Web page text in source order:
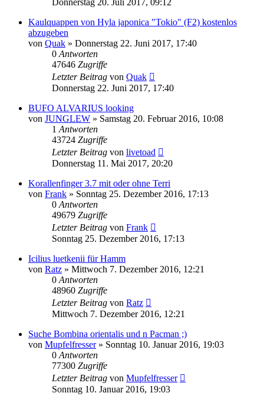
Kaulquappen von Hyla japonica "Tokio" (F2) kostenlos
abzugeben
von Quak » Donnerstag 22. Juni 2017, 17:40
0 Antworten
47646 Zugriffe
Letzter Beitrag von Quak
Donnerstag 22. Juni 2017, 17:40
BUFO ALVARIUS looking
von JUNGLEW » Samstag 20. Februar 2016, 10:08
1 Antworten
43724 Zugriffe
Letzter Beitrag von livetoad
Donnerstag 11. Mai 2017, 20:20
Korallenfinger 3.7 mit oder ohne Terri
von Frank » Sonntag 25. Dezember 2016, 17:13
0 Antworten
49679 Zugriffe
Letzter Beitrag von Frank
Sonntag 25. Dezember 2016, 17:13
Icilius luetkenii für Hamm
von Ratz » Mittwoch 7. Dezember 2016, 12:21
0 Antworten
48960 Zugriffe
Letzter Beitrag von Ratz
Mittwoch 7. Dezember 2016, 12:21
Suche Bombina orientalis und n Pacman ;)
von Mupfelfresser» Sonntag 10. Januar 2016, 19:03
0 Antworten
77300 Zugriffe
Letzter Beitrag von Mupfelfresser
Sonntag 10. Januar 2016, 19:03